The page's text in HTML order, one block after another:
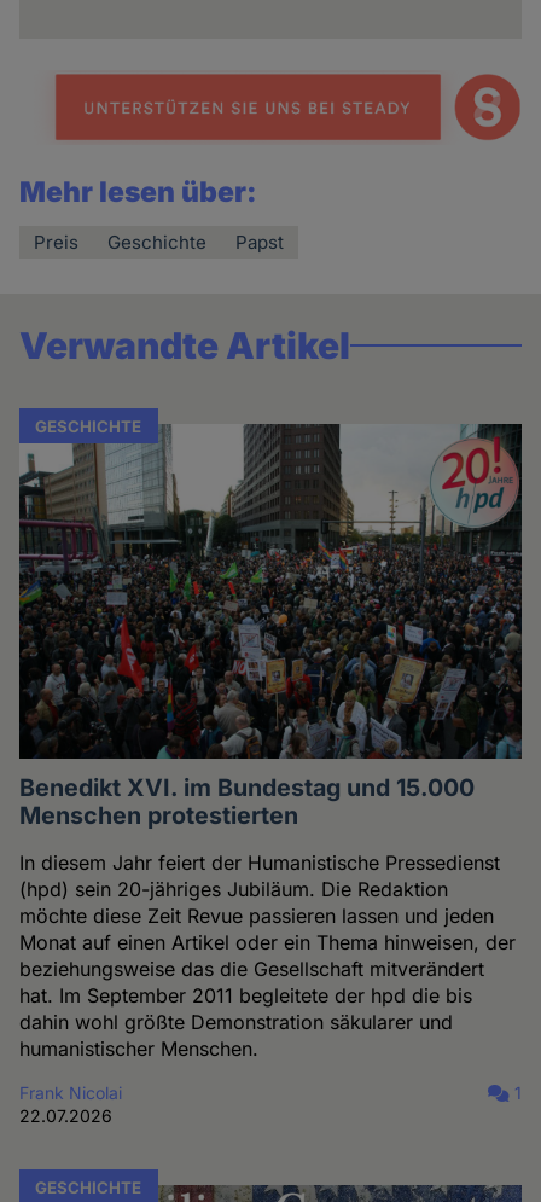
Mehr lesen über:
Preis Geschichte Papst
Verwandte Artikel
GESCHICHTE
Benedikt XVI. im Bundestag und 15.000
Menschen protestierten
In diesem Jahr feiert der Humanistische Pressedienst
(hpd) sein 20-jähriges Jubiläum. Die Redaktion
möchte diese Zeit Revue passieren lassen und jeden
Monat auf einen Artikel oder ein Thema hinweisen, der
beziehungsweise das die Gesellschaft mitverändert
hat. Im September 2011 begleitete der hpd die bis
dahin wohl größte Demonstration säkularer und
humanistischer Menschen.
Frank Nicolai
22.07.2026
1
GESCHICHTE